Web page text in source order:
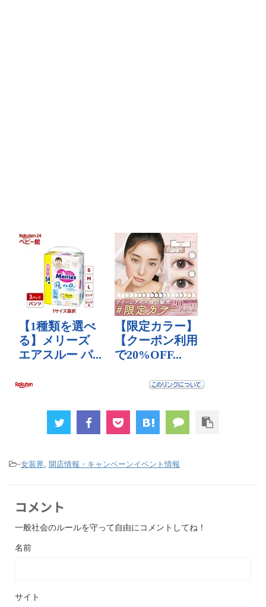
-女装界, 開店情報・キャンペーンイベント情報
コメント
一般社会のルールを守って自由にコメントしてね！
名前
サイト